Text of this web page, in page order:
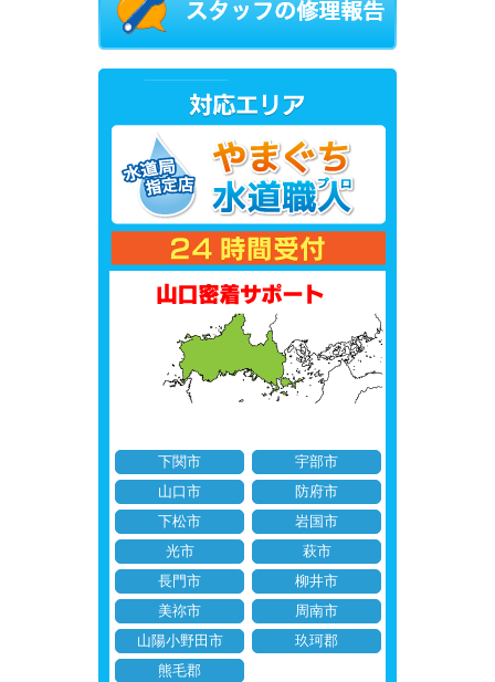
下関市
宇部市
山口市
防府市
下松市
岩国市
光市
萩市
長門市
柳井市
美祢市
周南市
山陽小野田市
玖珂郡
熊毛郡